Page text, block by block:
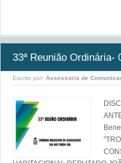
33ª Reunião Ordinária-
Escrito por: Assessoria de